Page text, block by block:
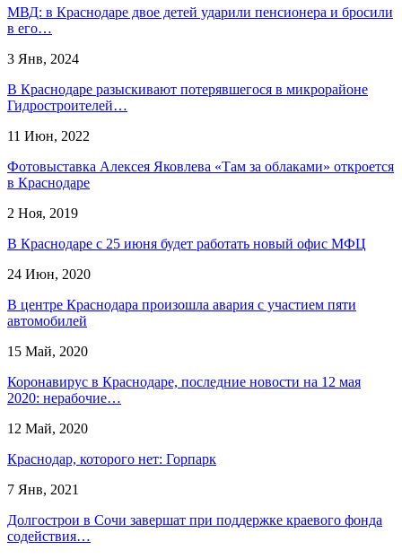
МВД: в Краснодаре двое детей ударили пенсионера и бросили
в его…
3 Янв, 2024
В Краснодаре разыскивают потерявшегося в микрорайоне
Гидростроителей…
11 Июн, 2022
Фотовыставка Алексея Яковлева «Там за облаками» откроется
в Краснодаре
2 Ноя, 2019
В Краснодаре с 25 июня будет работать новый офис МФЦ
24 Июн, 2020
В центре Краснодара произошла авария с участием пяти
автомобилей
15 Май, 2020
Коронавирус в Краснодаре, последние новости на 12 мая
2020: нерабочие…
12 Май, 2020
Краснодар, которого нет: Горпарк
7 Янв, 2021
Долгострои в Сочи завершат при поддержке краевого фонда
содействия…